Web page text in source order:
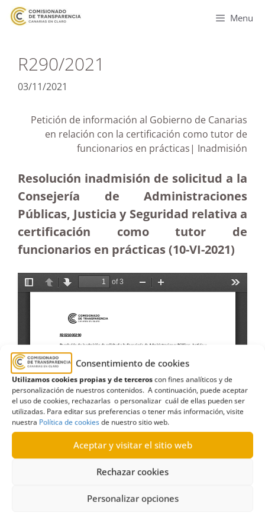
Consentimiento de cookies
Utilizamos cookies propias y de terceroscon fines analíticos y de
personalización de nuestros contenidos. A continuación, puede aceptar
el uso de cookies, rechazarlas o personalizar cuál de ellas pueden ser
utilizadas. Para editar sus preferencias o tener más información, visite
nuestra Política de cookiesde nuestro sitio web.
Aceptar y visitar el sitio web
Rechazar cookies
Personalizar opciones
Menu
R290/2021
03/11/2021
Petición de información al Gobierno de Canarias
en relación con la certificación como tutor de
funcionarios en prácticas| Inadmisión
Resolución inadmisión de solicitud a la
Consejería de Administraciones
Públicas, Justicia y Seguridad relativa a
certificación como tutor de
funcionarios en prácticas (10-VI-2021)